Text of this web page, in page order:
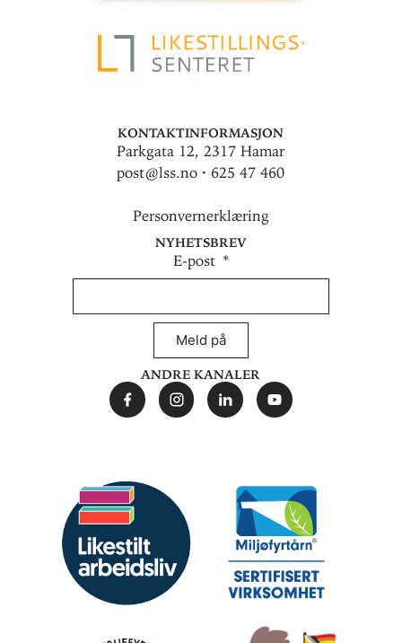
Kontaktinformasjon
Parkgata 12, 2317 Hamar
post@lss.no · 625 47 460
Personvernerklæring
Nyhetsbrev
E-post
Meld på
Andre kanaler